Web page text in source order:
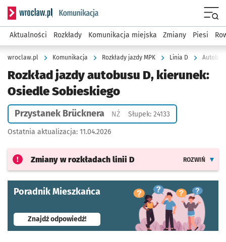
Serwis informacyjny wroclaw.pl podserwis: Komunikacja
Aktualności Rozkłady Komunikacja miejska Zmiany Piesi
wroclaw.pl Komunikacja Rozkłady jazdy MPK Linia D
Rozkład jazdy autobusu D, kierunek:
Osiedle Sobieskiego
Przystanek Brücknera NŻPrzystanek na życzenie
Słupek: 24133
Ostatnia aktualizacja: 11.04.2026
Zmiany w rozkładach linii D ROZWIŃ
Poradnik Mieszkańca
Znajdź odpowiedź!- otworzy się w nowej karcie